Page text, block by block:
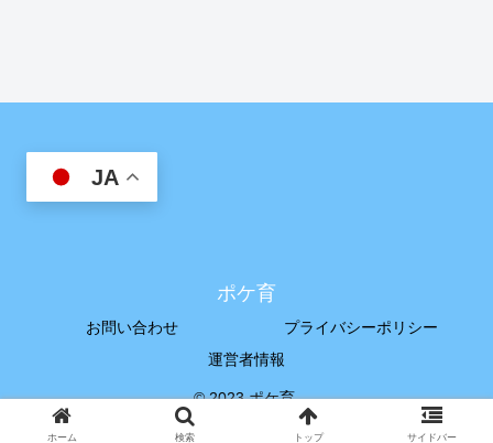
JA
ポケ育
お問い合わせ
プライバシーポリシー
運営者情報
© 2023 ポケ育.
ホーム 検索 トップ サイドバー